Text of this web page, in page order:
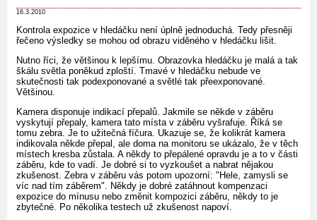
16.3.2010
Kontrola expozice v hledáčku není úplně jednoduchá. Tedy přesněji
řečeno výsledky se mohou od obrazu viděného v hledáčku lišit.
Nutno říci, že většinou k lepšímu. Obrazovka hledáčku je malá a tak
škálu světla poněkud zploští. Tmavé v hledáčku nebude ve
skutečnosti tak podexponované a světlé tak přeexponované.
Většinou.
Kamera disponuje indikací přepalů. Jakmile se někde v záběru
vyskytují přepaly, kamera tato místa v záběru vyšrafuje. Říká se
tomu zebra. Je to užitečná fíčura. Ukazuje se, že kolikrát kamera
indikovala někde přepal, ale doma na monitoru se ukázalo, že v těch
místech kresba zůstala. A někdy to přepálené opravdu je a to v části
záběru, kde to vadí. Je dobré si to vyzkoušet a nabrat nějakou
zkušenost. Zebra v záběru vás potom upozorní: "Hele, zamysli se
víc nad tím záběrem". Někdy je dobré zatáhnout kompenzaci
expozice do mínusu nebo změnit kompozici záběru, někdy to je
zbytečné. Po několika testech už zkušenost napoví.